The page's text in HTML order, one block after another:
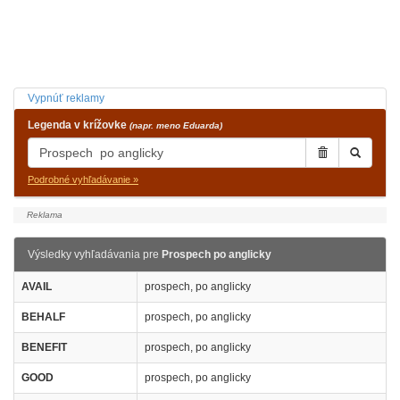
Vypnúť reklamy
Legenda v krížovke (napr. meno Eduarda)
Podrobné vyhľadávanie »
Výsledky vyhľadávania pre Prospech po anglicky
AVAIL prospech, po anglicky
BEHALF prospech, po anglicky
BENEFIT prospech, po anglicky
GOOD prospech, po anglicky